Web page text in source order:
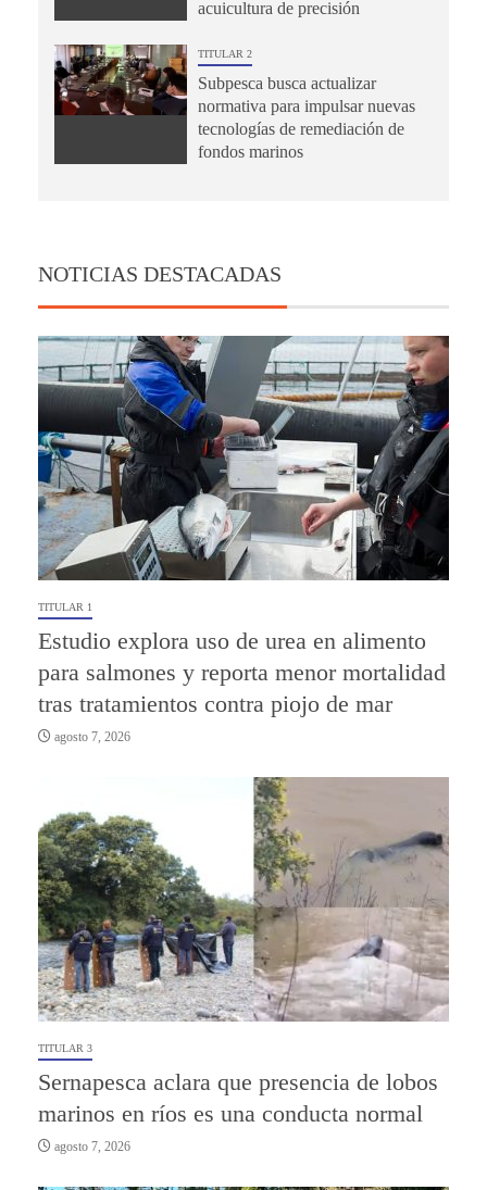
acuicultura de precisión
TITULAR 2
Subpesca busca actualizar
normativa para impulsar nuevas
tecnologías de remediación de
fondos marinos
NOTICIAS DESTACADAS
TITULAR 1
Estudio explora uso de urea en alimento
para salmones y reporta menor mortalidad
tras tratamientos contra piojo de mar
agosto 7, 2026
TITULAR 3
Sernapesca aclara que presencia de lobos
marinos en ríos es una conducta normal
agosto 7, 2026